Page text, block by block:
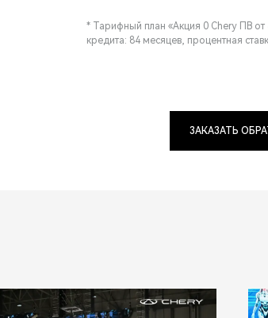
* Тарифный план «Акция 0 Chery ПВ
кредита: 84 месяцев, процентная
ЗАКАЗАТЬ